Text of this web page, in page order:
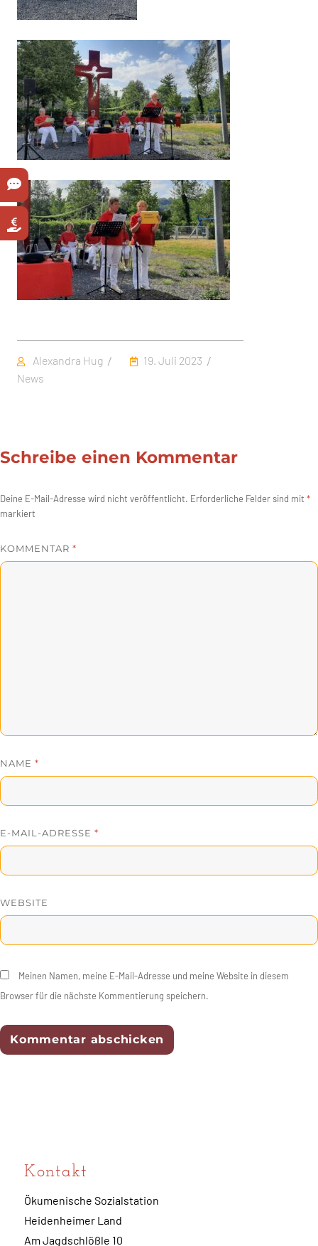
Autor
Alexandra Hug
Veröffentlicht
19. Juli 2023
News
Schreibe einen Kommentar
Deine E-Mail-Adresse wird nicht veröffentlicht. Erforderliche Felder sind mit *
markiert
KOMMENTAR *
NAME *
E-MAIL-ADRESSE *
WEBSITE
Meinen Namen, meine E-Mail-Adresse und meine Website in diesem
Browser für die nächste Kommentierung speichern.
Kontakt
Ökumenische Sozialstation
Heidenheimer Land
Am Jagdschlößle 10